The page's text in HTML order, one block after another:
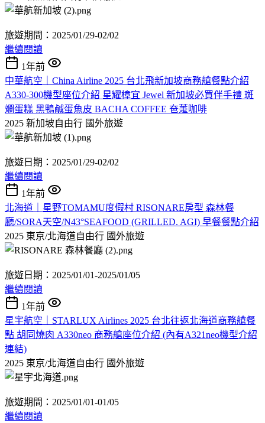
旅遊期間：2025/01/29-02/02
繼續閱讀
1年前
中華航空｜China Airline 2025 台北飛新加坡商務艙餐點介紹
A330-300機型座位介紹 星耀樟宜 Jewel 新加坡必買伴手禮 斑
斕蛋糕 黑鴨鹹蛋魚皮 BACHA COFFEE 夿萐咖啡
2025 新加坡自由行 國外旅遊
旅遊日期：2025/01/29-02/02
繼續閱讀
1年前
北海道｜星野TOMAMU度假村 RISONARE房型 森林餐
廳/SORA天空/N43°SEAFOOD (GRILLED. AGI) 早餐餐點介紹
2025 東京/北海道自由行 國外旅遊
旅遊日期：2025/01/01-2025/01/05
繼續閱讀
1年前
星宇航空｜STARLUX Airlines 2025 台北往返北海道商務艙餐
點 胡同燒肉 A330neo 商務艙座位介紹 (內有A321neo機型介紹
連結)
2025 東京/北海道自由行 國外旅遊
旅遊期間：2025/01/01-01/05
繼續閱讀